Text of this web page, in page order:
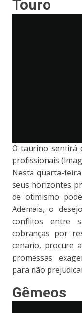
Touro
O taurino sentirá
profissionais
Nesta quarta-
seus horizontes
de otimismo
Ademais, o
conflitos entre
cobranças por
cenário, procure
promessas
para não
Gêmeos